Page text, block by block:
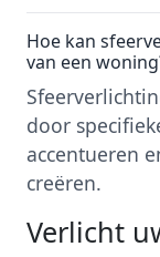
Hoe kan
van een
door
accentueren
creëren.
Verlicht